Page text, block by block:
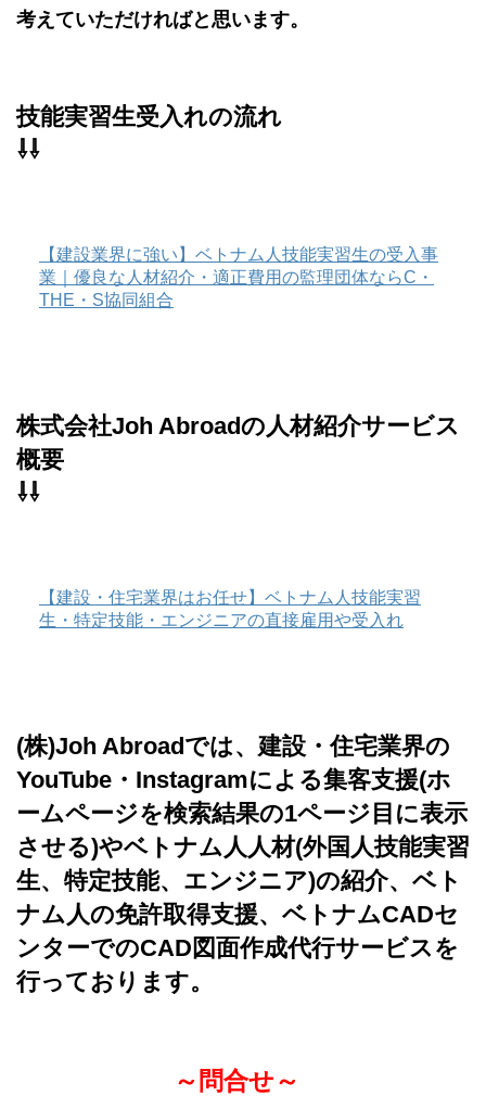
考えていただければと思います。
技能実習生受入れの流れ
⇩⇩
【建設業界に強い】ベトナム人技能実習生の受入事
業｜優良な人材紹介・適正費用の監理団体ならC・
THE・S協同組合
株式会社Joh Abroadの人材紹介サービス
概要
⇩⇩
【建設・住宅業界はお任せ】ベトナム人技能実習
生・特定技能・エンジニアの直接雇用や受入れ
(株)Joh Abroadでは、建設・住宅業界の
YouTube・Instagramによる集客支援(ホ
ームページを検索結果の1ページ目に表示
させる)やベトナム人人材(外国人技能実習
生、特定技能、エンジニア)の紹介、ベト
ナム人の免許取得支援、ベトナムCADセ
ンターでのCAD図面作成代行サービスを
行っております。
～問合せ～